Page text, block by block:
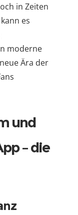
in Zeiten
es
moderne
Ära der
und
– die